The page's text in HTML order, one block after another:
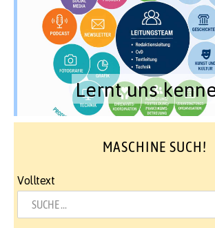
Lernt uns
MASCHINE SUCH!
Volltext